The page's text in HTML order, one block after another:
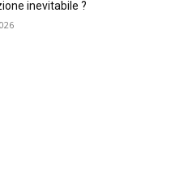
inevitabile ?